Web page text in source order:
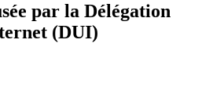
par la Délégation
(DUI)